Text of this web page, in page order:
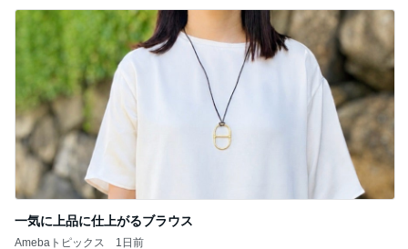
一気に上品に仕上がるブラウス
Amebaトピックス 1日前